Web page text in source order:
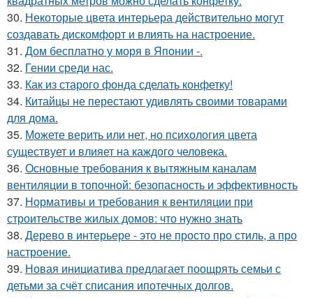
30. Некоторые цвета интерьера действительно могут
создавать дискомфорт и влиять на настроение.
31. Дом бесплатно у моря в Японии -.
32. Гении среди нас.
33. Как из старого фонда сделать конфетку!
34. Китайцы не перестают удивлять своими товарами
для дома.
35. Можете верить или нет, но психология цвета
существует и влияет на каждого человека.
36. Основные требования к вытяжным каналам
вентиляции в топочной: безопасность и эффективность
37. Нормативы и требования к вентиляции при
строительстве жилых домов: что нужно знать
38. Дерево в интерьере - это не просто про стиль, а про
настроение.
39. Новая инициатива предлагает поощрять семьи с
детьми за счёт списания ипотечных долгов.